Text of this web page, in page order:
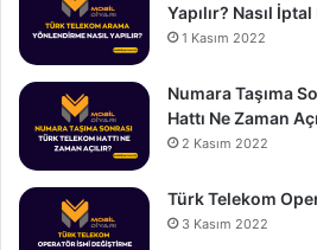
Yapılır? Nasıl
1 Kasım 2022
Numara Taşıma
Hattı Ne Zaman
2 Kasım 2022
Türk Telekom
3 Kasım 2022